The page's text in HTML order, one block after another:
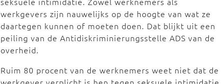
werkgevers zijn nauwelijks op de hoogte van wat ze
daartegen kunnen of moeten doen. Dat blijkt uit een
peiling van de Antidiskriminierungsstelle ADS van de
overheid.
Ruim 80 procent van de werknemers weet niet dat de